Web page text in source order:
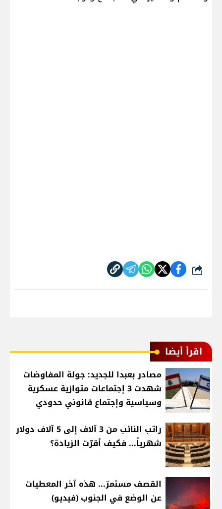
شارك
اقرأ أيضا
مصادر بعبدا للجديد: جولة المفاوضات
شهدت 3 إجتماعات متوازية عسكرية
وسياسية وإجتماع قانوني حدودي
راتب النائب من 3 آلاف إلى 5 آلاف دولار
شهرياً... فكيف أقرّت الزيادة؟
القصف مستمرّ... هذه آخر المعطيات
عن الوضع في الجنوب (فيديو)